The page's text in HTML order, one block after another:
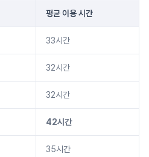
평균 이용 시간
33시간
32시간
32시간
42시간
35시간